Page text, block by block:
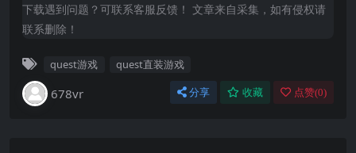
下载遇到问题？可联系客服反馈！ 文章来自采集，如有侵权请
联系删除！
quest游戏 quest直装游戏
678vr 分享 收藏 点赞(0)